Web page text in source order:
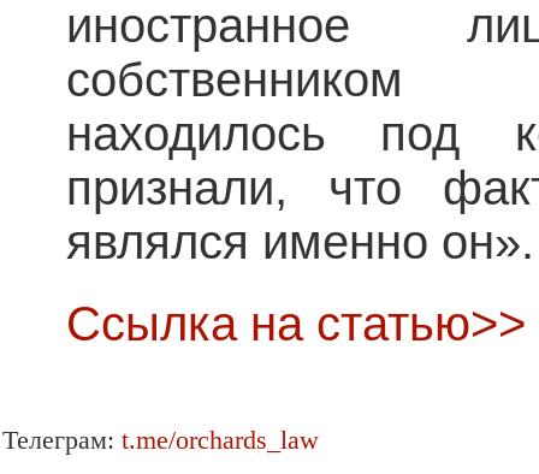
иностранное
собственником
находилось под
признали, что
являлся именно он».
Ссылка на статью>>
Телеграм: t.me/orchards_law